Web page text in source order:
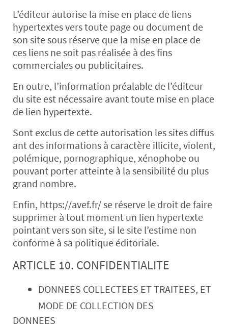
L’éditeur autorise la mise en place de liens
hypertextes vers toute page ou document de
son site sous réserve que la mise en place de
ces liens ne soit pas réalisée à des fins
commerciales ou publicitaires.
En outre, l’information préalable de l’éditeur
du site est nécessaire avant toute mise en place
de lien hypertexte.
Sont exclus de cette autorisation les sites diffus
ant des informations à caractère illicite, violent,
polémique, pornographique, xénophobe ou
pouvant porter atteinte à la sensibilité du plus
grand nombre.
Enfin, https://avef.fr/ se réserve le droit de faire
supprimer à tout moment un lien hypertexte
pointant vers son site, si le site l’estime non
conforme à sa politique éditoriale.
ARTICLE 10. CONFIDENTIALITE
DONNEES COLLECTEES ET TRAITEES, ET
MODE DE COLLECTION DES
DONNEES